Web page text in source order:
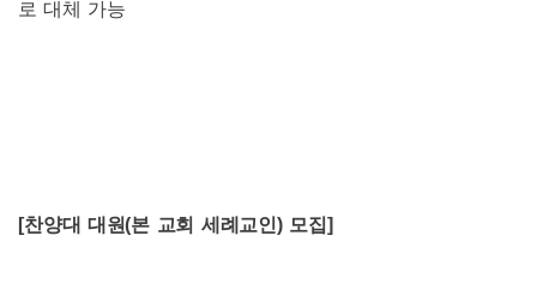
로 대체 가능
[찬양대 대원(본 교회 세례교인) 모집]